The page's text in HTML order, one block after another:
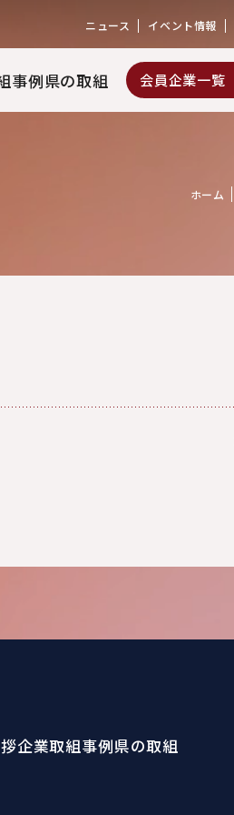
ニュース イベント情報
会員企業一覧
事例県の取組
ホーム
企業取組事例県の取組